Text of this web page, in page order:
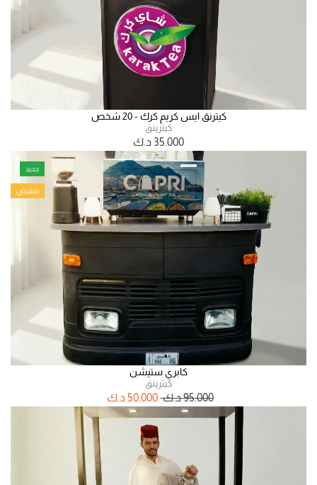
كيترنق ايس كريم كرك - 20 شخص
كيترينق
35.000 د.ك
جديد
تخفيض
كابري ستيشن
كيترينق
95.000د.ك 50.000 د.ك